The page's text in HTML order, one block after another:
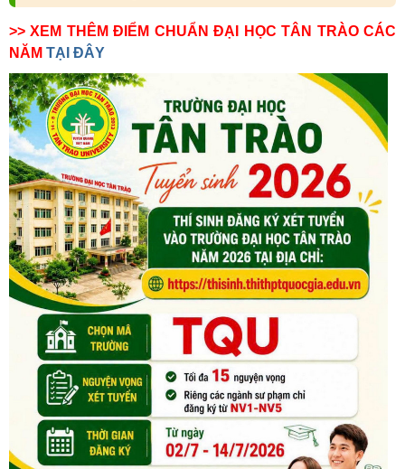
>> XEM THÊM ĐIỂM CHUẨN ĐẠI HỌC TÂN TRÀO CÁC
NĂM TẠI ĐÂY